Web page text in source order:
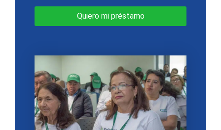
Quiero mi préstamo